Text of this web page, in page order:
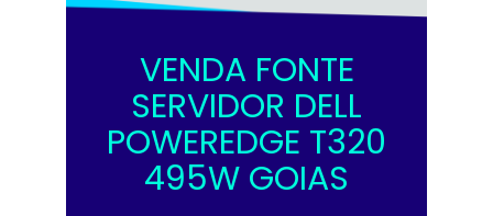
VENDA FONTE
SERVIDOR DELL
POWEREDGE T320
495W GOIAS